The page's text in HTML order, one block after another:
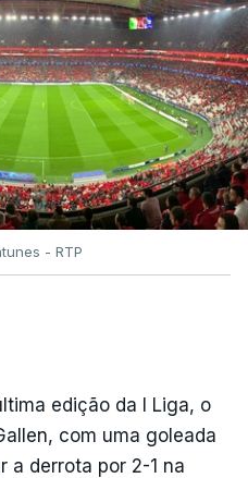
- RTP
edição da I Liga, o
com uma goleada
a derrota por 2-1 na